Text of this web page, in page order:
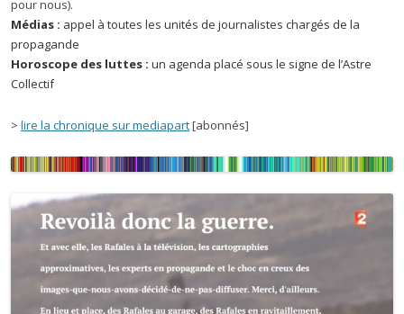
pour nous).
Médias : appel à toutes les unités de journalistes chargés de la
propagande
Horoscope des luttes : un agenda placé sous le signe de l’Astre
Collectif
> lire la chronique sur mediapart[abonnés]